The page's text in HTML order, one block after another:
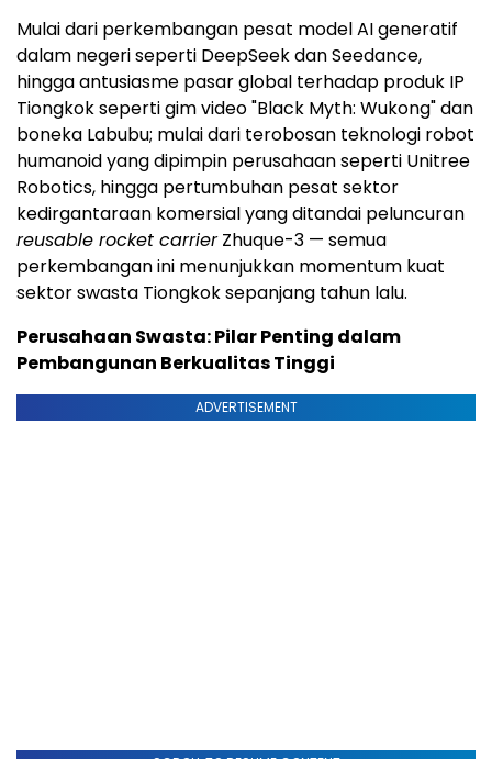
Mulai dari perkembangan pesat model AI generatif
dalam negeri seperti DeepSeek dan Seedance,
hingga antusiasme pasar global terhadap produk IP
Tiongkok seperti gim video "Black Myth: Wukong" dan
boneka Labubu; mulai dari terobosan teknologi robot
humanoid yang dipimpin perusahaan seperti Unitree
Robotics, hingga pertumbuhan pesat sektor
kedirgantaraan komersial yang ditandai peluncuran
reusable rocket carrierZhuque-3 — semua
perkembangan ini menunjukkan momentum kuat
sektor swasta Tiongkok sepanjang tahun lalu.
Perusahaan Swasta: Pilar Penting dalam
Pembangunan Berkualitas Tinggi
ADVERTISEMENT